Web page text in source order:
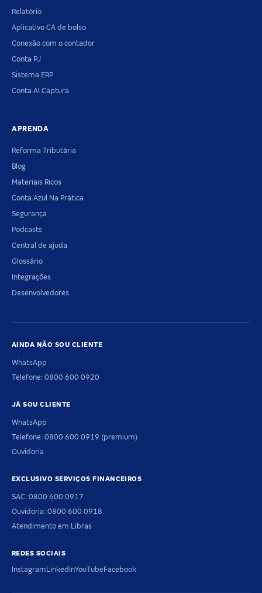
Relatório
Aplicativo CA de bolso
Conexão com o contador
Conta PJ
Sistema ERP
Conta AI Captura
APRENDA
Reforma Tributária
Blog
Materiais Ricos
Conta Azul Na Prática
Segurança
Podcasts
Central de ajuda
Glossário
Integrações
Desenvolvedores
AINDA NÃO SOU CLIENTE
WhatsApp
Telefone: 0800 600 0920
JÁ SOU CLIENTE
WhatsApp
Telefone: 0800 600 0919 (premium)
Ouvidoria
EXCLUSIVO SERVIÇOS FINANCEIROS
SAC: 0800 600 0917
Ouvidoria: 0800 600 0918
Atendimento em Libras
REDES SOCIAIS
InstagramLinkedInYouTubeFacebook